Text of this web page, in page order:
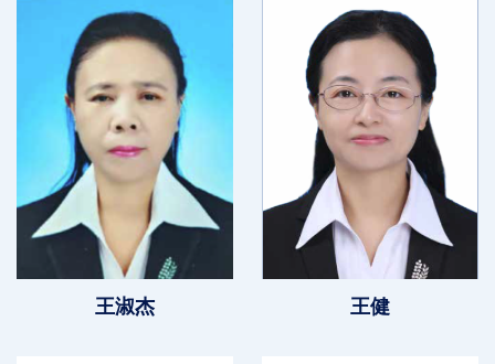
王淑杰 王健